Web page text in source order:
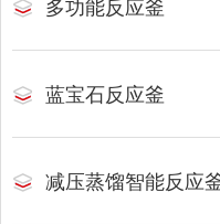
多功能反应釜
蓝宝石反应釜
减压蒸馏智能反应